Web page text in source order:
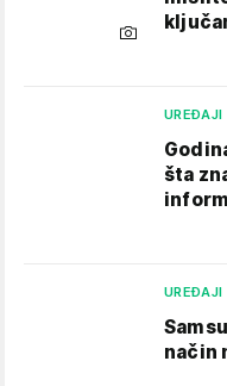
UREĐAJI
šta
UREĐAJI
način